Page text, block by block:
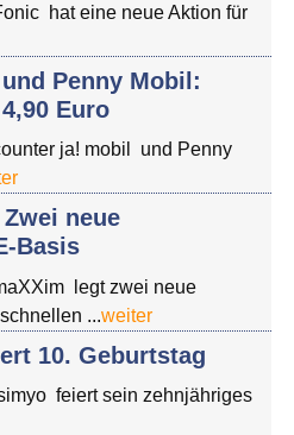
hat eine neue Aktion für
Penny Mobil:
Euro
ja! mobil und Penny
neue
Basis
legt zwei neue
...weiter
10. Geburtstag
feiert sein zehnjähriges